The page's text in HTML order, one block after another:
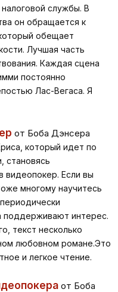
службы. В
он обращается к
обещает
Лучшая часть
Каждая сцена
постоянно
Лас-Вегаса. Я
от Боба Дэнсера
который идет по
становясь
видеопокер. Если вы
многому научитесь
поддерживают интерес.
текст несколько
любовном романе.Это
и легкое чтение.
от Боба